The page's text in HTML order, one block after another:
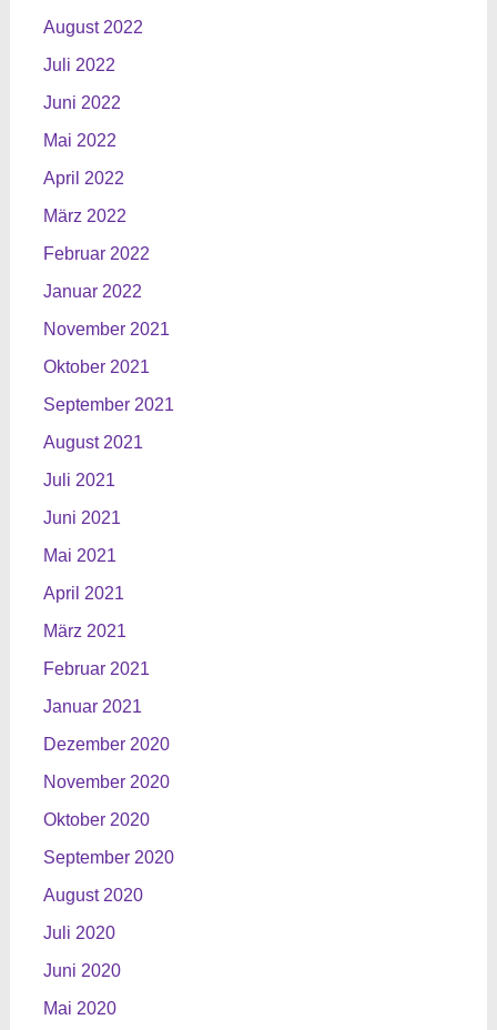
August 2022
Juli 2022
Juni 2022
Mai 2022
April 2022
März 2022
Februar 2022
Januar 2022
November 2021
Oktober 2021
September 2021
August 2021
Juli 2021
Juni 2021
Mai 2021
April 2021
März 2021
Februar 2021
Januar 2021
Dezember 2020
November 2020
Oktober 2020
September 2020
August 2020
Juli 2020
Juni 2020
Mai 2020